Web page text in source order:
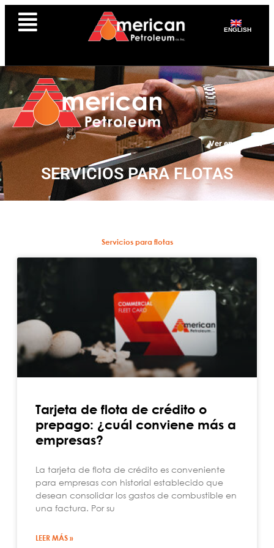
ENGLISH
Ver en español
SERVICIOS PARA FLOTAS
Servicios para flotas
Tarjeta de flota de crédito o
prepago: ¿cuál conviene más a
empresas?
La tarjeta de flota de crédito es conveniente
para empresas con historial establecido que
desean consolidar los gastos de combustible en
una factura. Por su
LEER MÁS »